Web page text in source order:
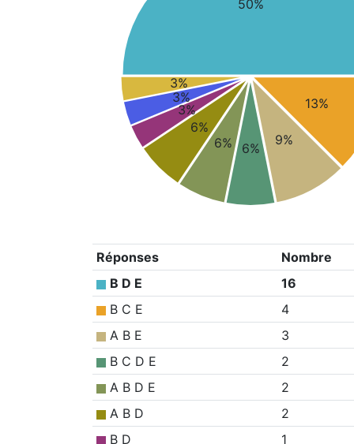
50%
13%
9%
6%
6%
6%
3%
3%
3%
Réponses
Nombre
B D E
16
B C E
4
A B E
3
B C D E
2
A B D E
2
A B D
2
B D
1